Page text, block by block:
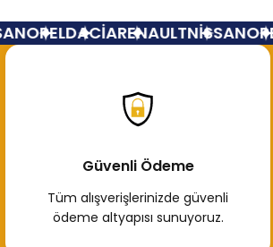
OPELDACİARENAULTNİSSANOPEL
Güvenli Ödeme
Tüm alışverişlerinizde güvenli
ödeme altyapısı sunuyoruz.